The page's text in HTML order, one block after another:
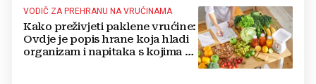
VODIČ ZA PREHRANU NA VRUĆINAMA
Kako preživjeti paklene vrućine:
Ovdje je popis hrane koja hladi
organizam i napitaka s kojima si